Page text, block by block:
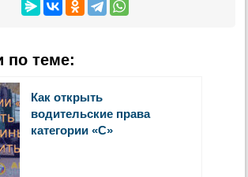
по теме:
Как открыть
водительские права
категории «С»